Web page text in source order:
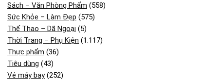
Sách – Văn Phòng Phẩm (558)
Sức Khỏe – Làm Đẹp (575)
Thể Thao – Dã Ngoại (5)
Thời Trang – Phụ Kiện (1.117)
Thực phẩm (36)
Tiêu dùng (43)
Vé máy bay(252)